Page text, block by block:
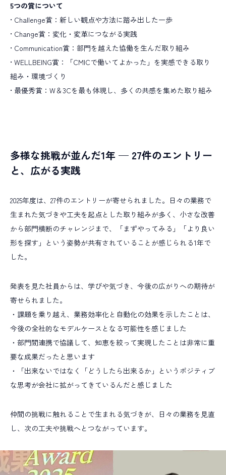
5つの賞について
• Challenge賞：新しい観点や方法に踏み出した一歩
• Change賞：変化・変革につながる実践
• Communication賞：部門を越えた協働を生んだ取り組み
• WELLBEING賞：「CMICで働いてよかった」を実感できる取り
組み・環境づくり
• 最優秀賞：W＆3Cを最も体現し、多くの共感を集めた取り組み
多様な挑戦が並んだ1年 — 27件のエントリー
と、広がる実践
2025年度は、27件のエントリーが寄せられました。日々の業務で
生まれた気づきや工夫を起点とした取り組みが多く、小さな改善
から部門横断のチャレンジまで、「まずやってみる」「より良い
形を探す」という姿勢が共有されていることが感じられる1年で
した。
発表を見た社員からは、学びや気づき、今後の広がりへの期待が
寄せられました。
・課題を乗り越え、業務効率化と自動化の効果を示したことは、
今後の全社的なモデルケースとなる可能性を感じました
・部門間連携で協議して、知恵を絞って実現したことは非常に重
要な成果だったと思います
・「出来ないではなく「どうしたら出来るか」というポジティブ
な思考が会社に拡がってきているんだと感じました
仲間の挑戦に触れることで生まれる気づきが、日々の業務を見直
し、次の工夫や挑戦へとつながっています。